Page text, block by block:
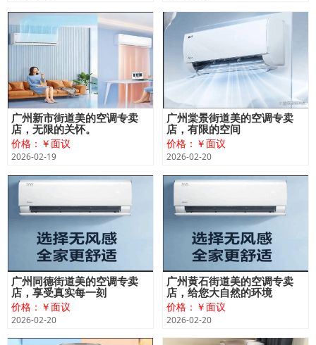
广州新市街道美的空调专卖
店，无限的关怀。
价格：￥面议
2026-02-19
广州棠景街道美的空调专卖
店，有限的空间
价格：￥面议
2026-02-20
广州同德街道美的空调专卖
店，享受真实每一刻
价格：￥面议
2026-02-20
广州黄石街道美的空调专卖
店，给您大自然的环境
价格：￥面议
2026-02-20